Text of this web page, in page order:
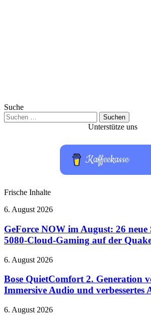
Suche
Suchen
nach:
Unterstütze uns
Kaffeekasse
Frische Inhalte
GeForce
im
August:
26
Spiele
RTX
5080-
Gaming
6. August 2026
GeForce NOW im August: 26
5080-Cloud-Gaming auf der
Bose
2.
Generation
vorgestellt:
Audio
6. August 2026
Bose QuietComfort 2. Generation
Immersive Audio und verbessertes
Erster
6. August 2026